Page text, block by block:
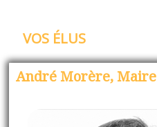
VOS ÉLUS
André Morère, Maire